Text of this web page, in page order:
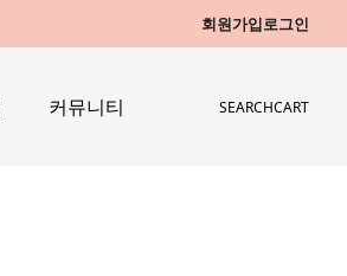
회원가입로그인
커뮤니티 SEARCHCART